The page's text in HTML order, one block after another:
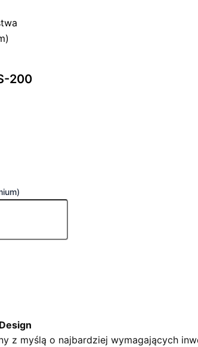
200
z myślą o najbardziej wymagających